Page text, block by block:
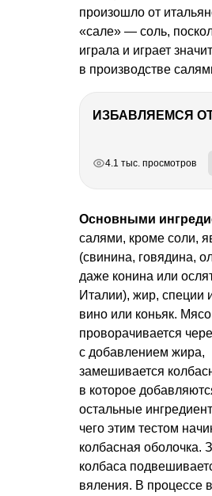
произошло от
«сале» — соль,
играла и играет
в производстве
4.1 тыс. просмотров
Основными
салями, кроме соли,
(свинина, говядина,
даже конина или
Италии), жир, специи
вино или коньяк. Мясо
проворачивается
с добавлением жира,
замешивается
в которое
остальные
чего этим тестом
колбасная оболочка.
колбаса
вяления. В процессе